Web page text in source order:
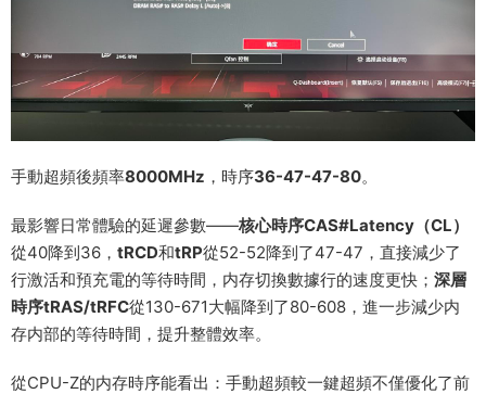
手動超頻後頻率8000MHz ，時序36-47-47-80。
最影響日常體驗的延遲參數——核心時序CAS#Latency（CL）
從40降到36， tRCD和tRP從52-52降到了47-47，直接減少了
行激活和預充電的等待時間，内存切換數據行的速度更快； 深層
時序tRAS/tRFC從130-671大幅降到了80-608，進一步減少内
存内部的等待時間，提升整體效率。
從CPU-Z的内存時序能看出：手動超頻較一鍵超頻不僅優化了前